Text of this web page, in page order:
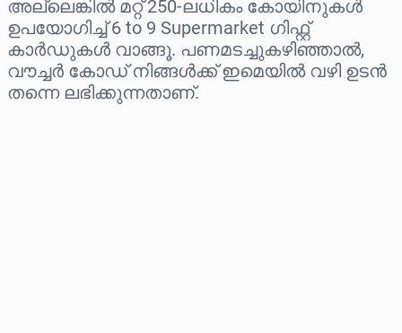
അല്ലെങ്കിൽ മറ്റ് 250-ലധികം കോയിനുകൾ
ഉപയോഗിച്ച് 6 to 9 Supermarket ഗിഫ്റ്റ്
കാർഡുകൾ വാങ്ങൂ. പണമടച്ചുകഴിഞ്ഞാൽ,
വൗച്ചർ കോഡ് നിങ്ങൾക്ക് ഇമെയിൽ വഴി ഉടൻ
തന്നെ ലഭിക്കുന്നതാണ്.